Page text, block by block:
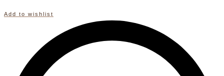
Add to wishlist